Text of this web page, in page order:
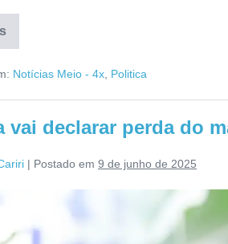
Notícias Meio - 4x, Politica
vai declarar perda do
| Postado em 9 de junho de 2025